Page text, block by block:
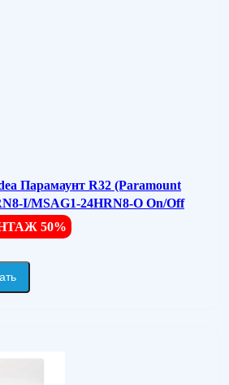
Парамаунт R32 (Paramount
I/MSAG1-24HRN8-O On/Off
50%